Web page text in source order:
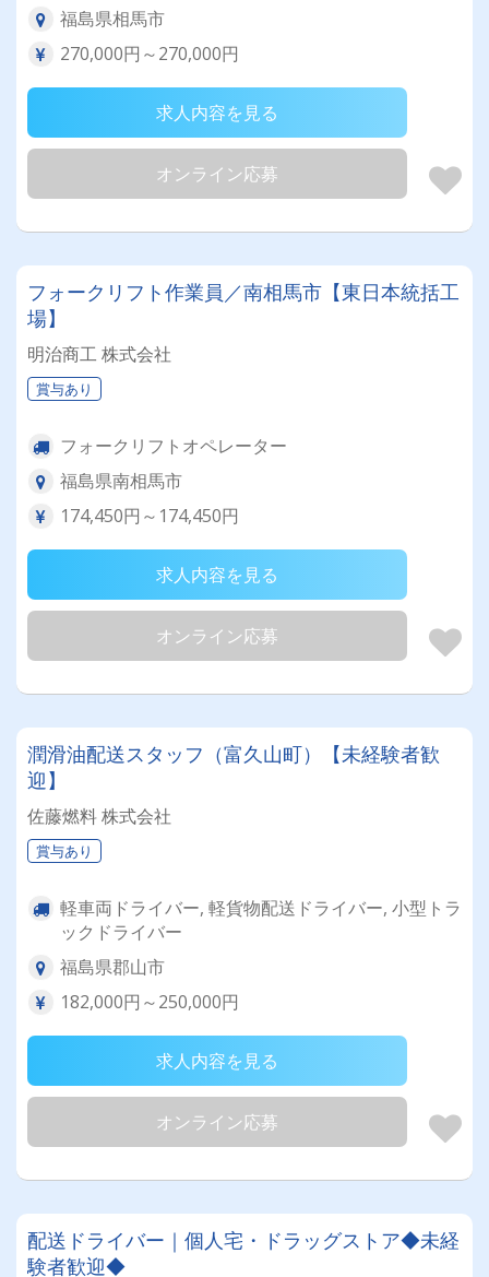
福島県相馬市
270,000円～270,000円
求人内容を見る
オンライン応募
フォークリフト作業員／南相馬市【東日本統括工
場】
明治商工 株式会社
賞与あり
フォークリフトオペレーター
福島県南相馬市
174,450円～174,450円
求人内容を見る
オンライン応募
潤滑油配送スタッフ（富久山町）【未経験者歓
迎】
佐藤燃料 株式会社
賞与あり
軽車両ドライバー, 軽貨物配送ドライバー, 小型トラ
ックドライバー
福島県郡山市
182,000円～250,000円
求人内容を見る
オンライン応募
配送ドライバー｜個人宅・ドラッグストア◆未経
験者歓迎◆